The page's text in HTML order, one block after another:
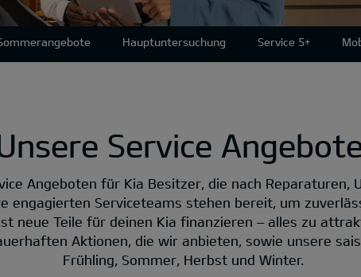
Hauptuntersuchung Service 5+
Service
Angeboten für Kia Besitzer, die nach Reparaturen,
engagierten Serviceteams stehen bereit, um
neue Teile für deinen Kia finanzieren – alles zu
Aktionen, die wir anbieten, sowie unsere
Frühling, Sommer, Herbst und Winter.